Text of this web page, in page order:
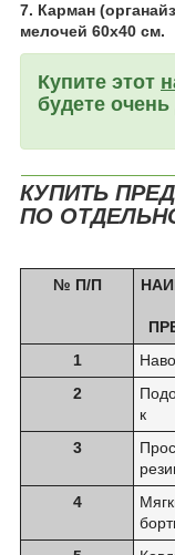
7. Карман (
мелочей 60х40 см.
Купите этот
будете
КУПИТЬ
ПО
№ П/П
1
2
к
3
4